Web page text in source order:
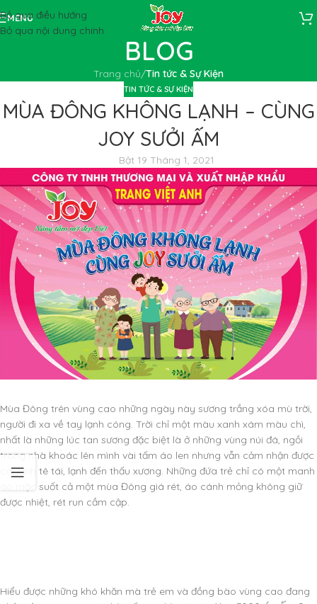
Bỏ qua điều hướng
Bỏ qua nội dung chính
MENU
BLOG
Trang chủ/Tin tức & Sự Kiện
TIN TỨC & SỰ KIỆN
MÙA ĐÔNG KHÔNG LẠNH – CÙNG
JOY SƯỞI ẤM
Bật 19 Tháng 1, 2021
Mùa Đông trên vùng cao những ngày này sương trắng xóa mù trời,
người đi xa về tay lạnh cóng. Trời chỉ một màu xanh xám màu chì,
nhất là những lúc tan sương đặc biệt là ở những vùng núi đá, ngồi
trong nhà khoác lên mình vài tấm áo len nhưng vẫn cảm nhận được
cái lạnh tê tái, lạnh đến thấu xương. Những đứa trẻ chỉ có một manh
áo mặc suốt cả một mùa Đông giá rét, áo cánh mỏng không giữ
được nhiệt, rét run cầm cập.
Hiểu được những khó khăn mà trẻ em và đồng bào vùng cao đang